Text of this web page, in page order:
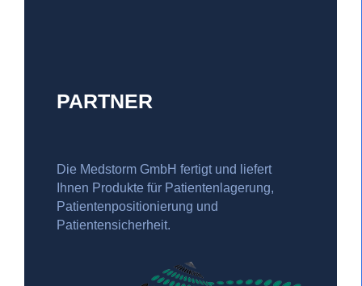
PARTNER
Die Medstorm GmbH fertigt und liefert
Ihnen Produkte für Patientenlagerung,
Patientenpositionierung und
Patientensicherheit.